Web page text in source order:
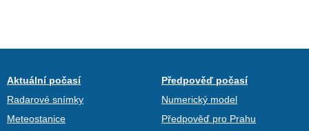
Aktuální počasí
Radarové snímky
Meteostanice
Předpověď počasí
Numerický model
Předpověď pro Prahu